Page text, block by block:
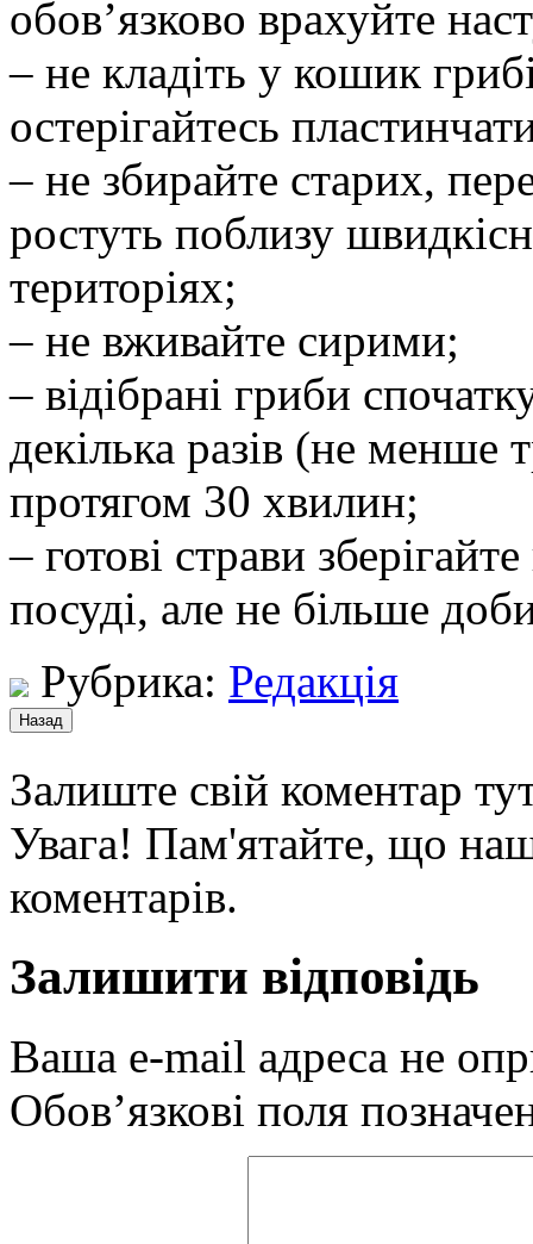
обов’язково врахуйте
– не кладіть у кошик
остерігайтесь
– не збирайте старих,
ростуть поблизу
територіях;
– не вживайте сирими;
– відібрані гриби
декілька разів (не менше
протягом 30 хвилин;
– готові страви
посуді, але не більше
Рубрика: Редакція
Залиште свій коментар
Увага! Пам'ятайте, що
коментарів.
Залишити відповідь
Ваша e-mail адреса не
Обов’язкові поля